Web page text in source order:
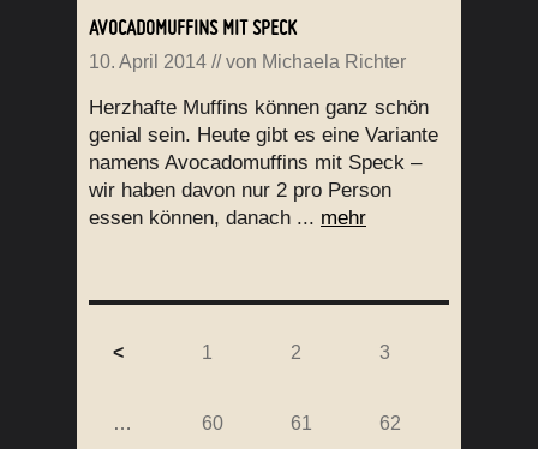
AVOCADOMUFFINS MIT SPECK
10. April 2014 // von Michaela Richter
Herzhafte Muffins können ganz schön
genial sein. Heute gibt es eine Variante
namens Avocadomuffins mit Speck –
wir haben davon nur 2 pro Person
essen können, danach ... mehr
< 1 2 3
… 60 61 62